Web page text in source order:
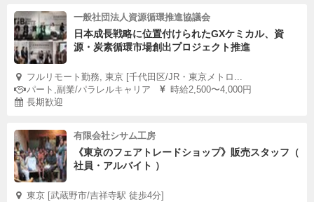
一般社団法人資源循環推進協議会
日本成長戦略に位置付けられたGXケミカル、資
源・炭素循環市場創出プロジェクト推進
フルリモート勤務, 東京 [千代田区/JR・東京メトロ...
パート,副業/パラレルキャリア
時給2,500〜4,000円
長期歓迎
有限会社シサム工房
《東京のフェアトレードショップ》販売スタッフ（
社員・アルバイト ）
東京 [武蔵野市/吉祥寺駅 徒歩4分]